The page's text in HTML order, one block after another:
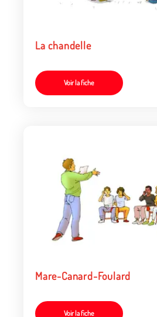
La chandelle
Voir la fiche
Mare-Canard-Foulard
Voir la fiche